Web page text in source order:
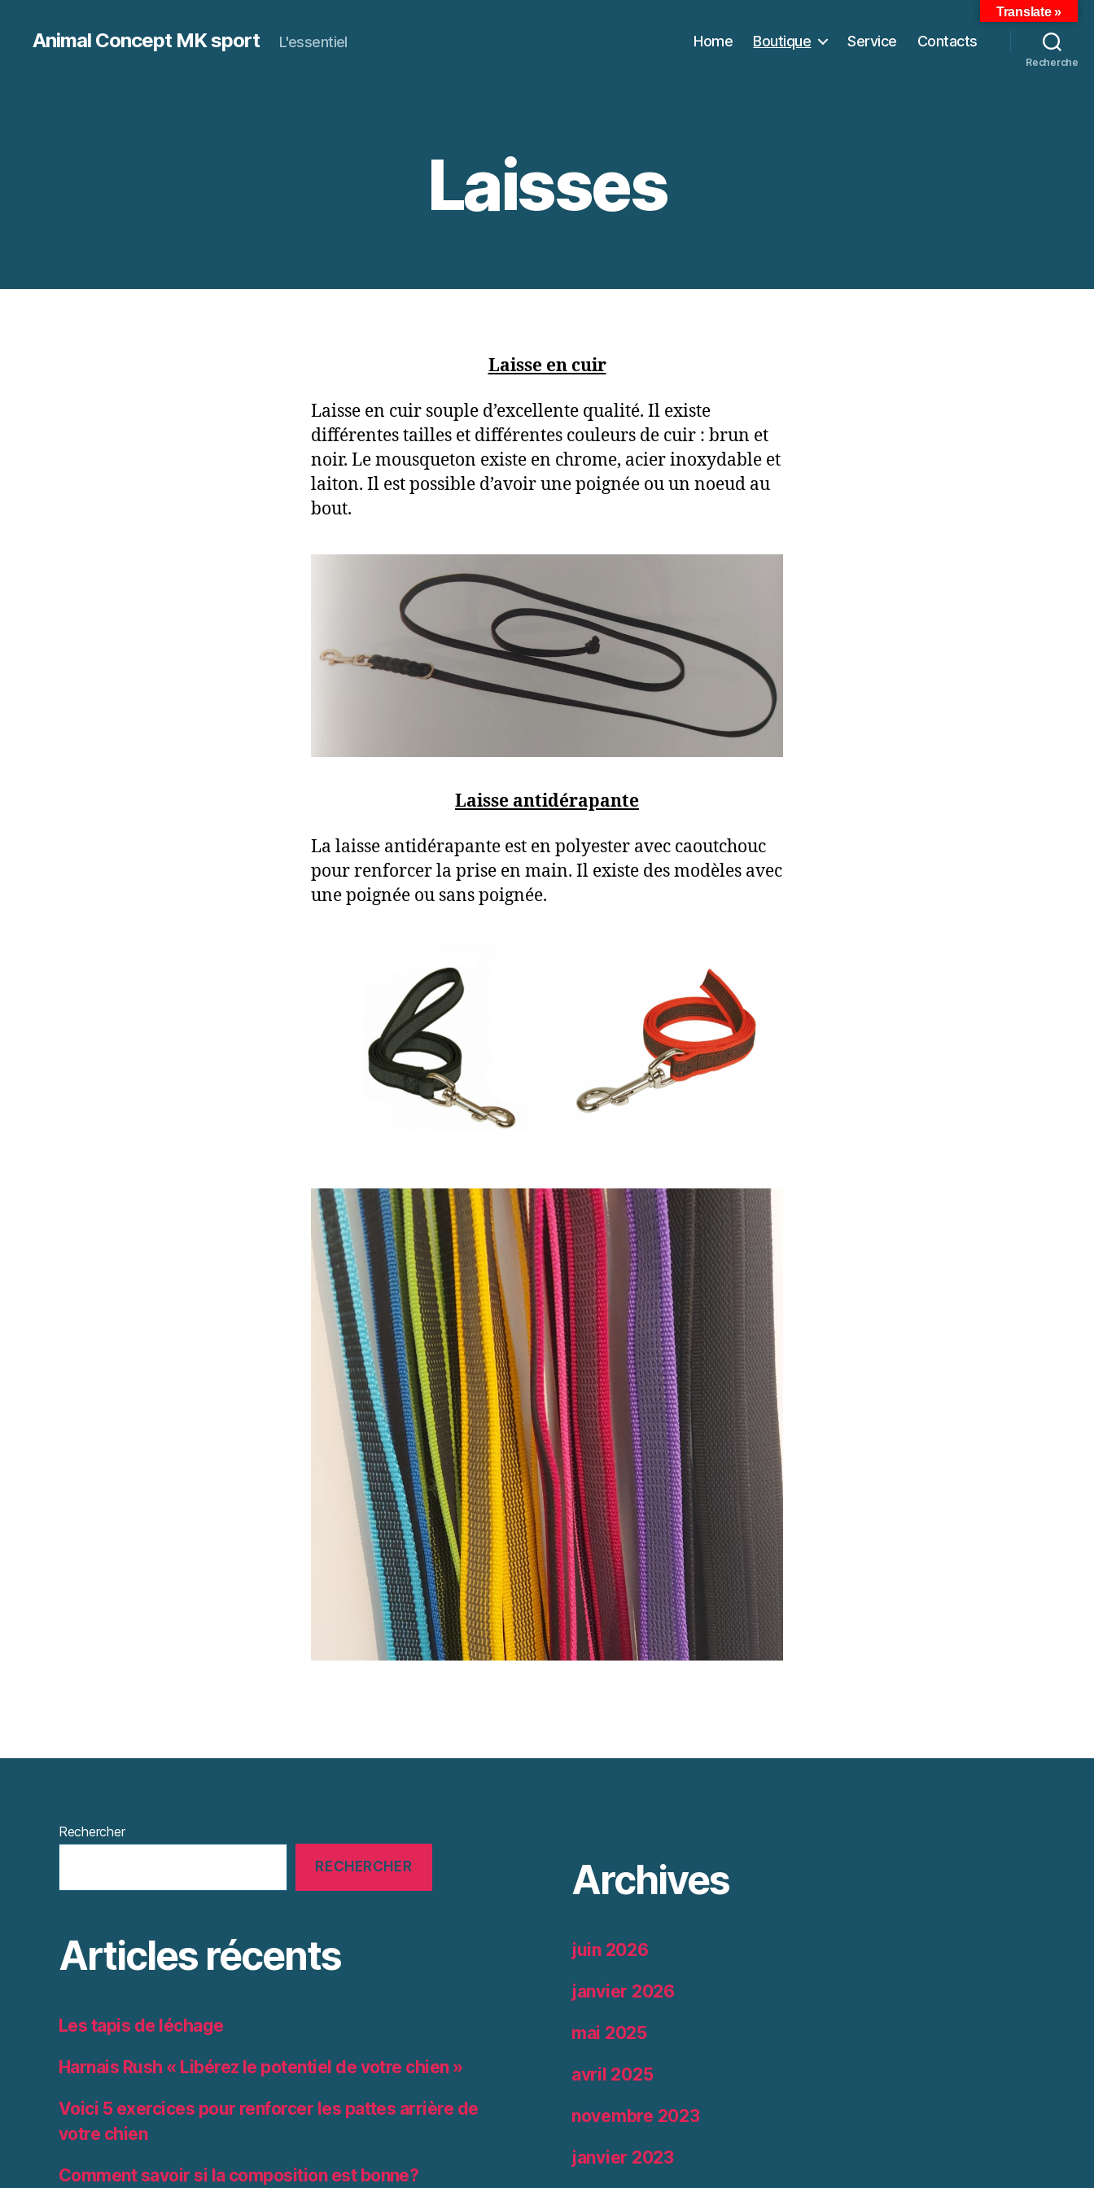
Animal Concept MK sport L'essentiel Home Boutique Service Contacts
Recherche
Laisses
Laisse en cuir
Laisse en cuir souple d’excellente qualité. Il existe
différentes tailles et différentes couleurs de cuir : brun et
noir. Le mousqueton existe en chrome, acier inoxydable et
laiton. Il est possible d’avoir une poignée ou un noeud au
bout.
Laisse antidérapante
La laisse antidérapante est en polyester avec caoutchouc
pour renforcer la prise en main. Il existe des modèles avec
une poignée ou sans poignée.
Rechercher
RECHERCHER
Articles récents
Les tapis de léchage
Harnais Rush « Libérez le potentiel de votre chien »
Voici 5 exercices pour renforcer les pattes arrière de
votre chien
Comment savoir si la composition est bonne?
Archives
juin 2026
janvier 2026
mai 2025
avril 2025
novembre 2023
janvier 2023
Translate »